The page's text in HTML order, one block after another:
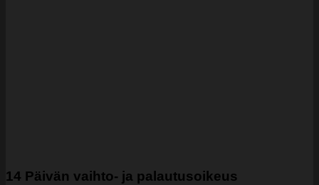
14 Päivän vaihto- ja palautusoikeus